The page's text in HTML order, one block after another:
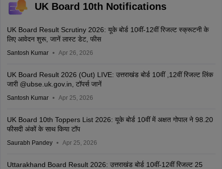
UK Board 10th Notifications
UK Board Result Scrutiny 2026: यूके बोर्ड 10वीं-12वीं रिजल्ट स्क्रूटनी के
लिए आवेदन शुरू, जानें लास्ट डेट, फीस
Santosh Kumar Apr 26, 2026
UK Board Result 2026 (Out) LIVE: उत्तराखंड बोर्ड 10वीं ,12वीं रिजल्ट लिंक
जारी @ubse.uk.gov.in, टॉपर्स जानें
Santosh Kumar Apr 25, 2026
UK Board 10th Toppers List 2026: यूके बोर्ड 10वीं में अक्षत गोपाल ने 98.20
फीसदी अंकों के साथ किया टॉप
Saurabh Pandey Apr 25, 2026
Uttarakhand Board Result 2026: उत्तराखंड बोर्ड 10वीं-12वीं रिजल्ट 25